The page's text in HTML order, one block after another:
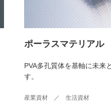
ポーラスマテリアル
PVA多孔質体を基軸に未来
す。
産業資材 ／ 生活資材